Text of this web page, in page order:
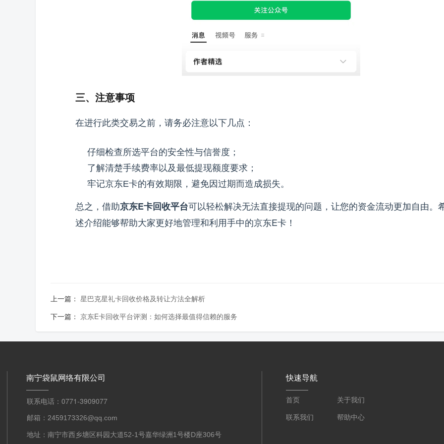
三、注意事项
在进行此类交易之前，请务必注意以下几点：
仔细检查所选平台的安全性与信誉度；
了解清楚手续费率以及最低提现额度要求；
牢记京东E卡的有效期限，避免因过期而造成损失。
总之，借助京东E卡回收平台可以轻松解决无法直接提现的问题，让您的资金流动更加自由。
述介绍能够帮助大家更好地管理和利用手中的京东E卡！
上一篇： 星巴克星礼卡回收价格及转让方法全解析
下一篇： 京东E卡回收平台评测：如何选择最值得信赖的服务
南宁袋鼠网络有限公司 快速导航
首页 关于我们
联系我们 帮助中心
联系电话：0771-3909077
邮箱：2459173326@qq.com
地址：南宁市西乡塘区科园大道52-1号嘉华绿洲1号楼D座306号